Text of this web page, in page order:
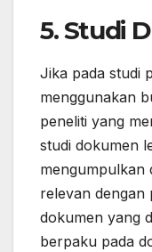
5. Studi
Jika pada studi
menggunakan
peneliti yang
studi dokumen
mengumpulkan
relevan dengan
dokumen yang
berpaku pada